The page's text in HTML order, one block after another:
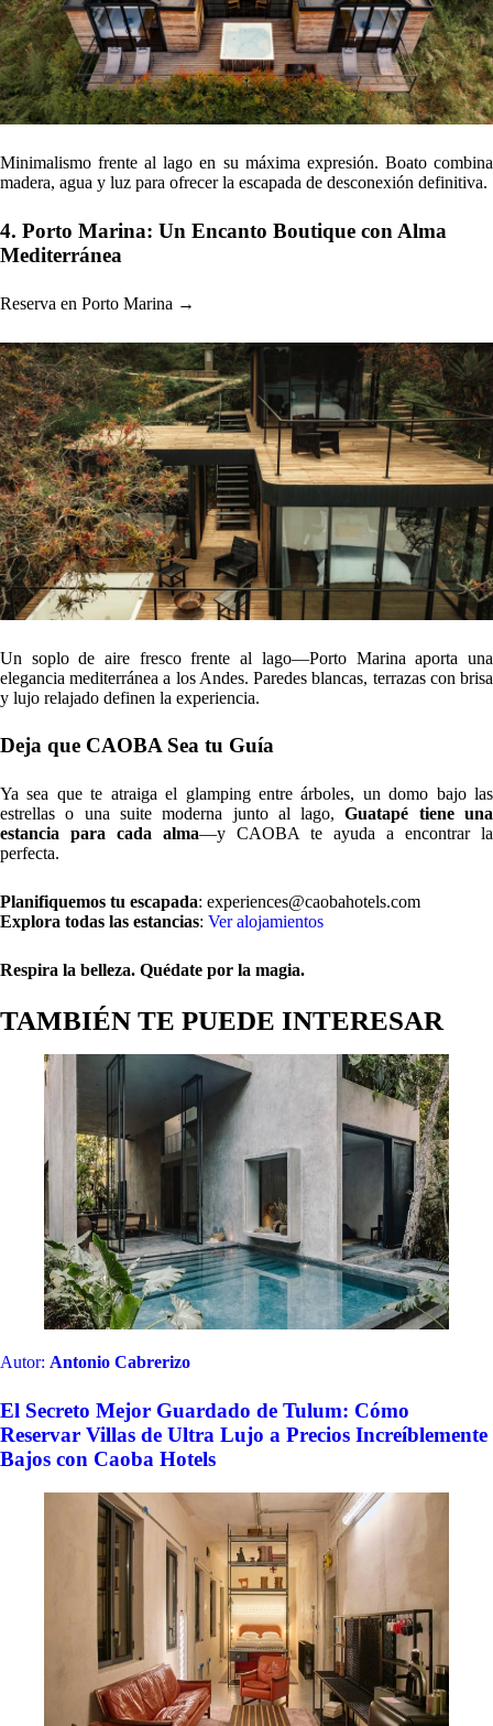
Minimalismo frente al lago en su máxima expresión. Boato combina
madera, agua y luz para ofrecer la escapada de desconexión definitiva.
4. Porto Marina: Un Encanto Boutique con Alma
Mediterránea
Reserva en Porto Marina →
Un soplo de aire fresco frente al lago—Porto Marina aporta una
elegancia mediterránea a los Andes. Paredes blancas, terrazas con brisa
y lujo relajado definen la experiencia.
Deja que CAOBA Sea tu Guía
Ya sea que te atraiga el glamping entre árboles, un domo bajo las
estrellas o una suite moderna junto al lago,Guatapé tiene una
estancia para cada alma—y CAOBA te ayuda a encontrar la
perfecta.
Planifiquemos tu escapada: experiences@caobahotels.com
Explora todas las estancias: Ver alojamientos
Respira la belleza. Quédate por la magia.
TAMBIÉN TE PUEDE INTERESAR
Autor: Antonio Cabrerizo
El Secreto Mejor Guardado de Tulum: Cómo
Reservar Villas de Ultra Lujo a Precios Increíblemente
Bajos con Caoba Hotels